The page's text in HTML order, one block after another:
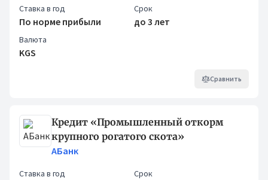
Ставка в год
По норме прибыли
Срок
до 3 лет
Валюта
KGS
Сравнить
Кредит «Промышленный откорм
крупного рогатого скота»
АБанк
Ставка в год Срок